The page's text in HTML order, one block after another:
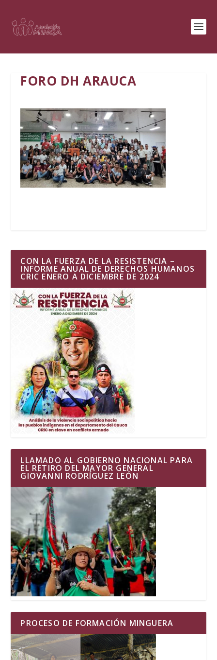
FORO DH ARAUCA
CON LA FUERZA DE LA RESISTENCIA –
INFORME ANUAL DE DERECHOS HUMANOS
CRIC ENERO A DICIEMBRE DE 2024
LLAMADO AL GOBIERNO NACIONAL PARA
EL RETIRO DEL MAYOR GENERAL
GIOVANNI RODRÍGUEZ LEÓN
PROCESO DE FORMACIÓN MINGUERA